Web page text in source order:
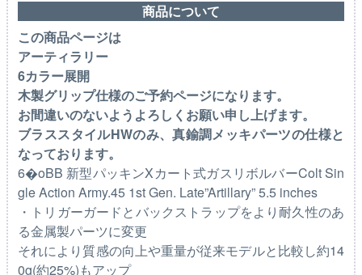
商品について
この商品ページは
アーティラリー
6カラー展開
木製グリップ仕様のご予約ページになります。
お間違いのないようよろしくお願い申し上げます。
ブラススタイルHWのみ、真鍮調メッキパーツの仕様と
なっております。
6�oBB 新型パッキンXカート式ガスリボルバーColt Sin
gle Action Army.45 1st Gen. Late”Artillary” 5.5 inches
・トリガーガードとバックストラップをより耐久性のあ
る金属製パーツに変更
それにより質感の向上や重量が従来モデルと比較し約14
0g(約25%)もアップ